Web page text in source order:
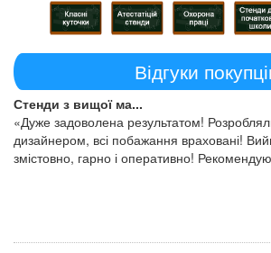
Відгуки
Стенди з вищої ма...
«Дуже задоволена результатом!
дизайнером, всі побажання враховані!
змістовно, гарно і оперативно!